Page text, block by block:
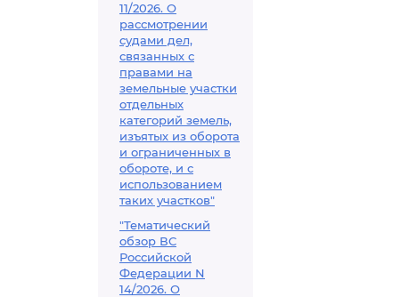
11/2026. О
рассмотрении
судами дел,
связанных с
правами на
земельные участки
отдельных
категорий земель,
изъятых из оборота
и ограниченных в
обороте, и с
использованием
таких участков"
"Тематический
обзор ВС
Российской
Федерации N
14/2026. О